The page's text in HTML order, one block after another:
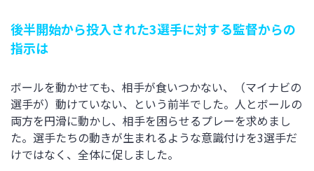
後半開始から投入された3選手に対する監督からの
指示は
ボールを動かせても、相手が食いつかない、（マイナビの
選手が）動けていない、という前半でした。人とボールの
両方を円滑に動かし、相手を困らせるプレーを求めまし
た。選手たちの動きが生まれるような意識付けを3選手だ
けではなく、全体に促しました。